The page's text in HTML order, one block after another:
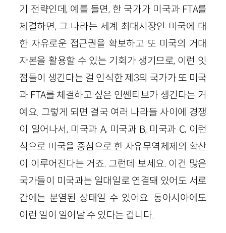
기 전략인데, 예를 들면, 한 국가가 미국과 FTA를
체결하면, 그 나라는 세계 최대시장인 미국에 대
한 자유로운 접근권을 확보하고 또 미국의 거대
자본을 활용할 수 있는 기회가 생기므로, 이런 잇
점들이 생긴다는 걸 인식한 제3의 국가가 또 미국
과 FTA를 체결하고 싶은 인쎈티브가 생긴다는 거
예요. 그렇게 되면 결국 여러 나라들 사이에 경쟁
이 일어나서, 미국과 A, 미국과 B, 미국과 C, 이런
식으로 미국을 중심으로 한 자유무역체제의 확산
이 이루어진다는 거죠. 그런데 보세요. 이건 많은
국가들이 미국과는 일대일로 연결돼 있어도 서로
간에는 분열된 상태일 수 있어요. 동아시아에도
이런 일이 일어날 수 있다는 겁니다.